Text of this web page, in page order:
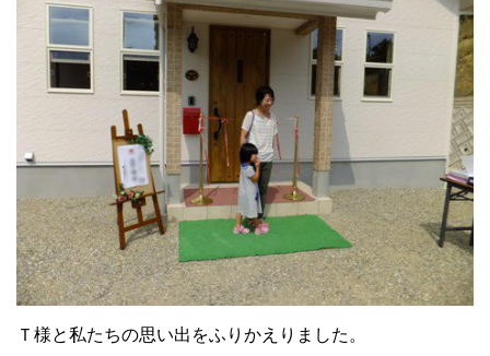
Ｔ様と私たちの思い出をふりかえりました。